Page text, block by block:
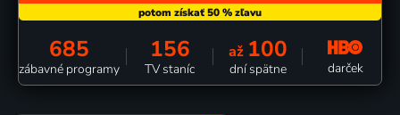
685
zábavné programy
156
TV staníc
až 100
dní spätne darček